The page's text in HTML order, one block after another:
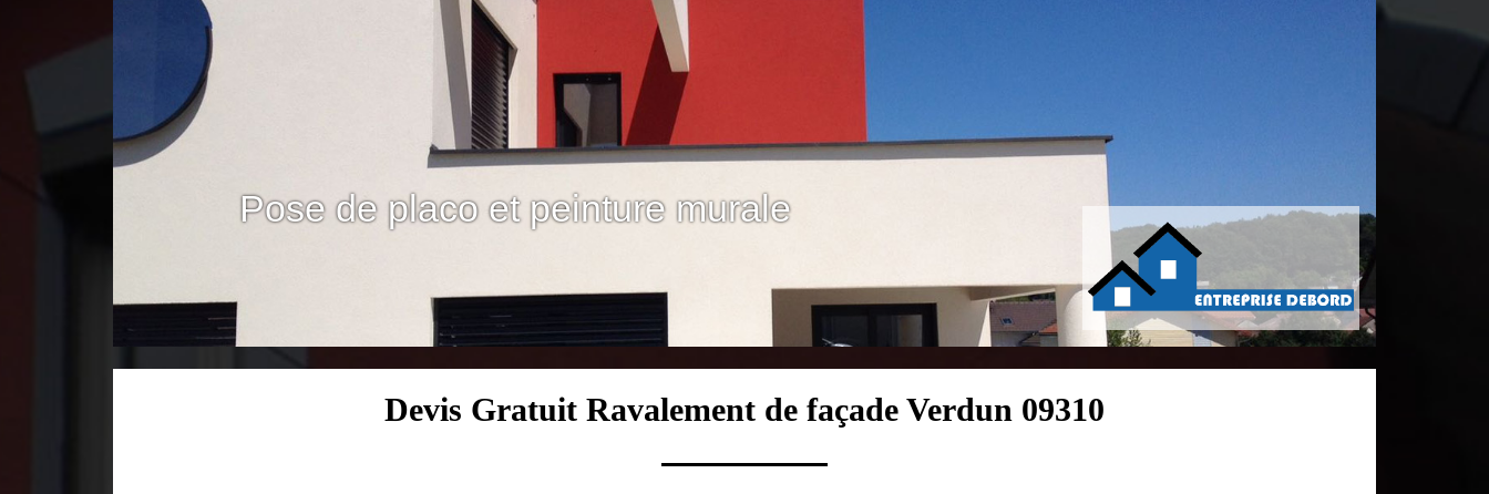
Pose de placo et peinture murale
Devis Gratuit Ravalement de façade Verdun 09310